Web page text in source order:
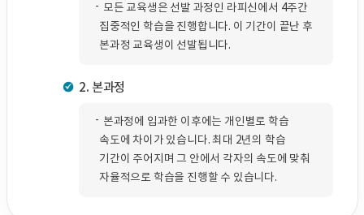
모든 교육생은 선발 과정인 라피신에서 4주간
집중적인 학습을 진행합니다. 이 기간이 끝난 후
본과정 교육생이 선발됩니다.
2. 본과정
본과정에 입과한 이후에는 개인별로 학습
속도에 차이가 있습니다. 최대 2년의 학습
기간이 주어지며 그 안에서 각자의 속도에 맞춰
자율적으로 학습을 진행할 수 있습니다.